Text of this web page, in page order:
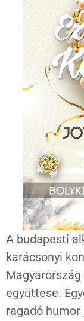
A budapesti
karácsonyi
együttese.
ragadó